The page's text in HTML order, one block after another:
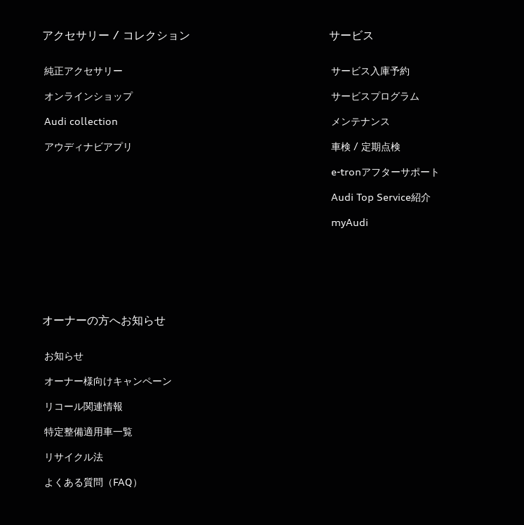
アクセサリー / コレクション
純正アクセサリー
オンラインショップ
Audi collection
アウディナビアプリ
サービス
サービス入庫予約
サービスプログラム
メンテナンス
車検 / 定期点検
e-tronアフターサポート
Audi Top Service紹介
myAudi
オーナーの方へお知らせ
お知らせ
オーナー様向けキャンペーン
リコール関連情報
特定整備適用車一覧
リサイクル法
よくある質問（FAQ）